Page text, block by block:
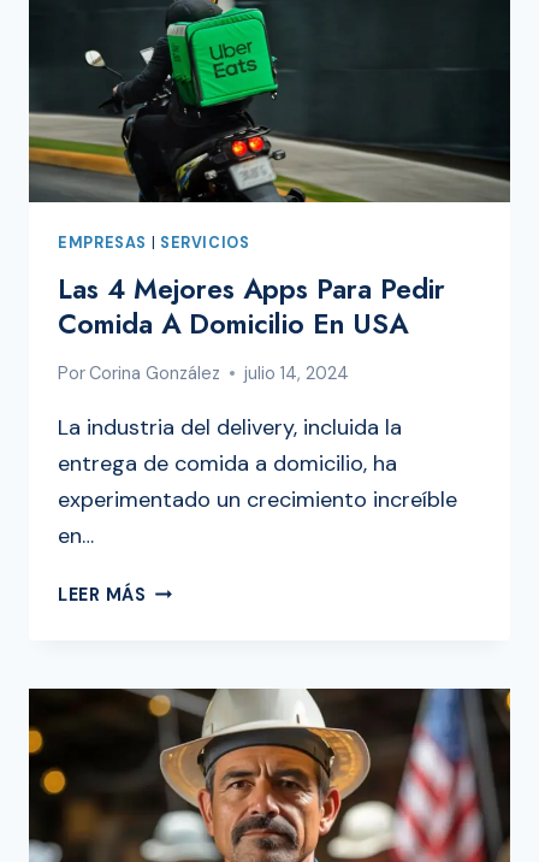
EMPRESAS SERVICIOS
Las 4 Mejores Apps Para Pedir
Comida A Domicilio En USA
PorCorina González julio 14, 2024
La industria del delivery, incluida la
entrega de comida a domicilio, ha
experimentado un crecimiento increíble
en…
LEER MÁS LAS
PARA
PEDIR
COMIDA
A
DOMICILIO
EN